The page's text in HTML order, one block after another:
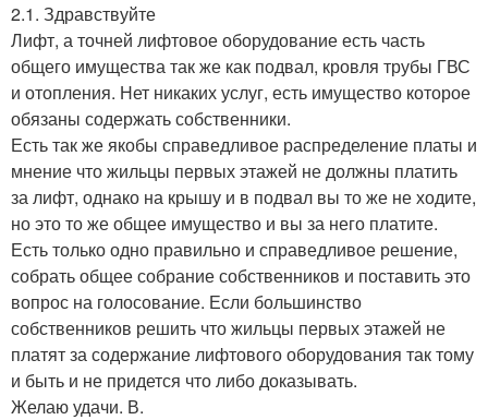
2.1. Здравствуйте
Лифт, а точней лифтовое оборудование есть часть
общего имущества так же как подвал, кровля трубы ГВС
и отопления. Нет никаких услуг, есть имущество которое
обязаны содержать собственники.
Есть так же якобы справедливое распределение платы и
мнение что жильцы первых этажей не должны платить
за лифт, однако на крышу и в подвал вы то же не ходите,
но это то же общее имущество и вы за него платите.
Есть только одно правильно и справедливое решение,
собрать общее собрание собственников и поставить это
вопрос на голосование. Если большинство
собственников решить что жильцы первых этажей не
платят за содержание лифтового оборудования так тому
и быть и не придется что либо доказывать.
Желаю удачи. В.